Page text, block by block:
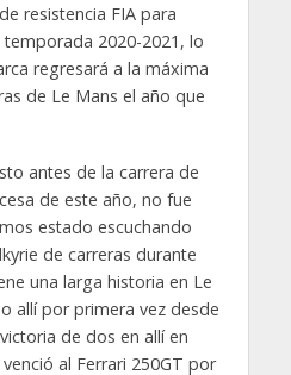
resistencia FIA para
2020-2021, lo
regresará a la máxima
de Le Mans el año que
antes de la carrera de
de este año, no fue
estado escuchando
de carreras durante
una larga historia en Le
allí por primera vez desde
de dos en allí en
al Ferrari 250GT por